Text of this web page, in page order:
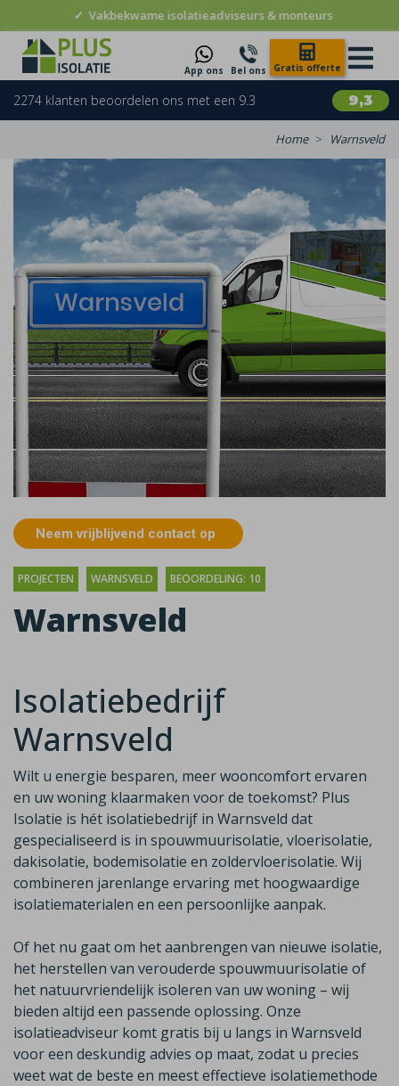
✓ Vakbekwame isolatieadviseurs & monteurs
App ons Bel ons Gratis offerte
9,3
2274 klanten beoordelen ons met een 9.3
Home Warnsveld
Neem vrijblijvend contact op
PROJECTEN WARNSVELD BEOORDELING: 10
Warnsveld
Isolatiebedrijf
Warnsveld
Wilt u energie besparen, meer wooncomfort ervaren
en uw woning klaarmaken voor de toekomst? Plus
Isolatie is hét isolatiebedrijf in Warnsveld dat
gespecialiseerd is in spouwmuurisolatie, vloerisolatie,
dakisolatie, bodemisolatie en zoldervloerisolatie. Wij
combineren jarenlange ervaring met hoogwaardige
isolatiematerialen en een persoonlijke aanpak.
Of het nu gaat om het aanbrengen van nieuwe isolatie,
het herstellen van verouderde spouwmuurisolatie of
het natuurvriendelijk isoleren van uw woning – wij
bieden altijd een passende oplossing. Onze
isolatieadviseur komt gratis bij u langs in Warnsveld
voor een deskundig advies op maat, zodat u precies
weet wat de beste en meest effectieve isolatiemethode